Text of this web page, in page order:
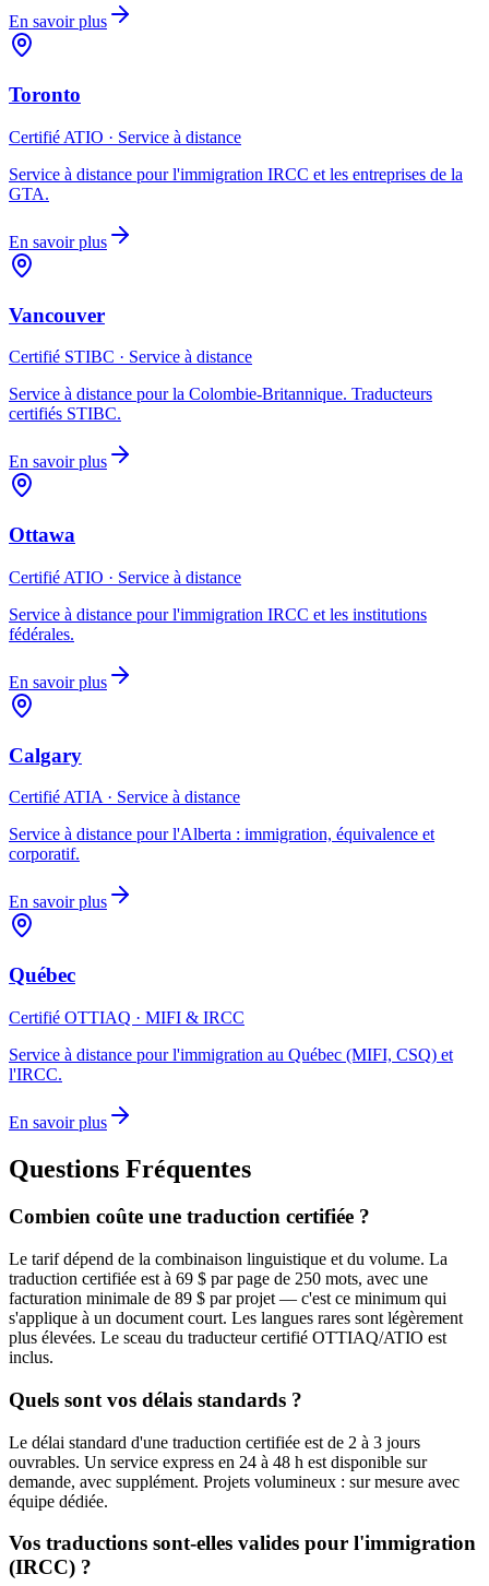
En savoir plus
Toronto
Certifié ATIO · Service à distance
Service à distance pour l'immigration IRCC et les entreprises de la
GTA.
En savoir plus
Vancouver
Certifié STIBC · Service à distance
Service à distance pour la Colombie-Britannique. Traducteurs
certifiés STIBC.
En savoir plus
Ottawa
Certifié ATIO · Service à distance
Service à distance pour l'immigration IRCC et les institutions
fédérales.
En savoir plus
Calgary
Certifié ATIA · Service à distance
Service à distance pour l'Alberta : immigration, équivalence et
corporatif.
En savoir plus
Québec
Certifié OTTIAQ · MIFI & IRCC
Service à distance pour l'immigration au Québec (MIFI, CSQ) et
l'IRCC.
En savoir plus
Questions Fréquentes
Combien coûte une traduction certifiée ?
Le tarif dépend de la combinaison linguistique et du volume. La
traduction certifiée est à 69 $ par page de 250 mots, avec une
facturation minimale de 89 $ par projet — c'est ce minimum qui
s'applique à un document court. Les langues rares sont légèrement
plus élevées. Le sceau du traducteur certifié OTTIAQ/ATIO est
inclus.
Quels sont vos délais standards ?
Le délai standard d'une traduction certifiée est de 2 à 3 jours
ouvrables. Un service express en 24 à 48 h est disponible sur
demande, avec supplément. Projets volumineux : sur mesure avec
équipe dédiée.
Vos traductions sont-elles valides pour l'immigration
(IRCC) ?